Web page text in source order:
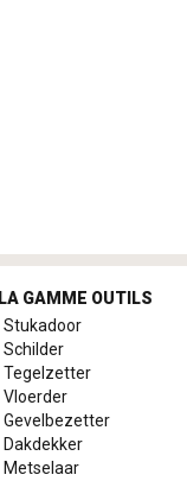
LA GAMME OUTILS
Stukadoor
Schilder
Tegelzetter
Vloerder
Gevelbezetter
Dakdekker
Metselaar